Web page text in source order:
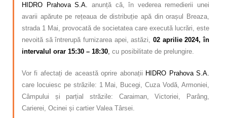
HIDRO Prahova S.A. anunță că, în vederea remedierii unei
avarii apărute pe rețeaua de distribuție apă din orașul Breaza,
strada 1 Mai, provocată de societatea care execută lucrări, este
nevoită să întrerupă furnizarea apei, astăzi, 02 aprilie2024, în
intervalul orar 15:30 – 18:30 cu posibilitate de prelungire.
Vor fi afectați de această oprire abonații HIDRO Prahova S.A.
care locuiesc pe străzile: 1 Mai, Bucegi, Cuza Vodă, Armoniei,
Câmpului și parțial străzile: Caraiman, Victoriei, Parâng,
Carierei, Ocinei și cartier Valea Târsei.